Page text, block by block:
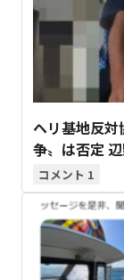
ヘリ基地反
争〟は否定
1